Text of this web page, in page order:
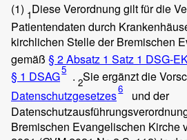
(1) 1Diese Verordnung gilt für die
Patientendaten durch
kirchlichen Stelle der Bremischen
gemäß § 2 Absatz 1 Satz 1 DSG-
§ 1 DSAG5 . 2Sie ergänzt die
Datenschutzgesetzes6
und der
Bremischen Evangelischen Kirche